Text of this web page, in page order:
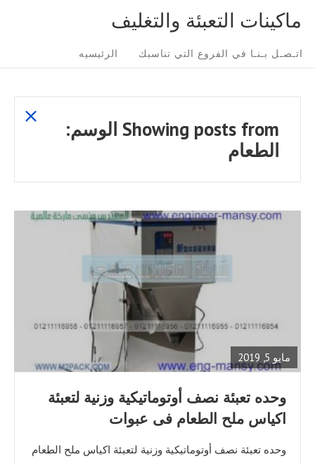
content
ماكينات التعبئة والتغليف
Site
Navigation
اتـصـل بـنـا في الفروع التي تناسبك الرئيسيه
Showing posts from الوسم:
الطعام
show
مايو 5, 2019
READ
FULL
POST
‫وحده تعبئة نصف أوتوماتيكية وزنية لتعبئة
اكياس ملح الطعام فى عبوات
‫‫وحده تعبئة نصف أوتوماتيكية وزنية لتعبئة اكياس ملح الطعام